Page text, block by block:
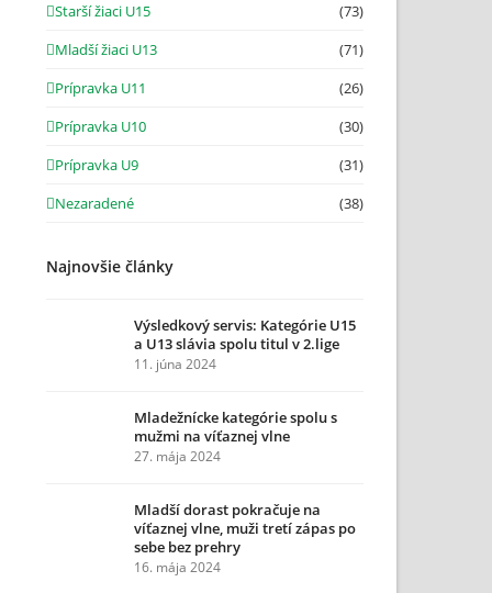
Starší žiaci U15
(73)
Mladší žiaci U13
(71)
Prípravka U11
(26)
Prípravka U10
(30)
Prípravka U9
(31)
Nezaradené
(38)
Najnovšie články
Výsledkový servis: Kategórie U15
a U13 slávia spolu titul v 2.lige
11. júna 2024
Mladežnícke kategórie spolu s
mužmi na víťaznej vlne
27. mája 2024
Mladší dorast pokračuje na
víťaznej vlne, muži tretí zápas po
sebe bez prehry
16. mája 2024